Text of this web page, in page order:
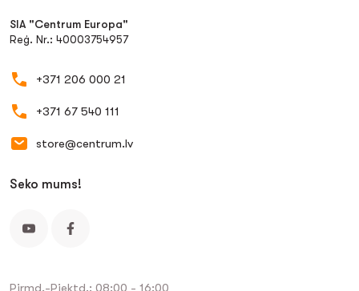
SIA "Centrum Europa"
Reģ. Nr.: 40003754957
+371 206 000 21
+371 67 540 111
store@centrum.lv
Seko mums!
Pirmd.-Piektd.: 08:00 - 16:00